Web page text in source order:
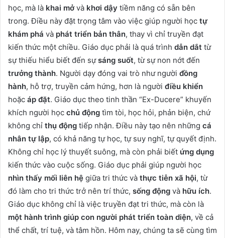
học, mà là khai mởvà khơi dậy tiềm năng có sẵn bên
trong. Điều này đặt trọng tâm vào việc giúp người học tự
khám phá và phát triển bản thân, thay vì chỉ truyền đạt
kiến thức một chiều. Giáo dục phải là quá trình dẫn dắt từ
sự thiếu hiểu biết đến sựsáng suốt, từ sự non nớt đến
trưởng thành. Người dạy đóng vai trò như người đồng
hành, hỗ trợ, truyền cảm hứng, hơn là người điều khiển
hoặc áp đặt. Giáo dục theo tinh thần “Ex-Ducere” khuyến
khích người học chủ động tìm tòi, học hỏi, phản biện, chứ
không chỉ thụ động tiếp nhận. Điều này tạo nên những cá
nhân tự lập, có khả năng tự học, tự suy nghĩ, tự quyết định.
Không chỉ học lý thuyết suông, mà còn phải biết ứng dụng
kiến thức vào cuộc sống. Giáo dục phải giúp người học
nhìn thấy mối liên hệ giữa tri thức và thực tiễn xã hội, từ
đó làm cho tri thức trở nên trí thức, sống động và hữu ích.
Giáo dục không chỉ là việc truyền đạt tri thức, mà còn là
một hành trình giúp con người phát triển toàn diện, về cả
thể chất, trí tuệ, và tâm hồn. Hôm nay, chúng ta sẽ cùng tìm